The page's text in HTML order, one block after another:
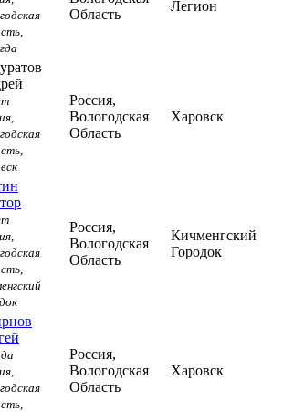
Область
Легион
Россия,
Вологодская
Область
Харовск
Россия,
Вологодская
Область
Кичменгский
Городок
Россия,
Вологодская
Область
Харовск